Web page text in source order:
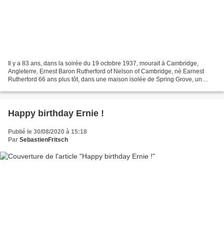
Il y a 83 ans, dans la soirée du 19 octobre 1937, mourait à Cambridge,
Angleterre, Ernest Baron Rutherford of Nelson of Cambridge, né Earnest
Rutherford 66 ans plus tôt, dans une maison isolée de Spring Grove, un
Happy birthday Ernie !
Publié le 30/08/2020 à 15:18
Par SebastienFritsch